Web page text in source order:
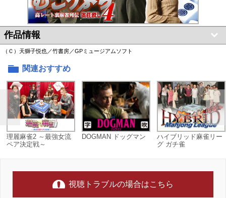
作品情報
（Ｃ）天獅子悦也／竹書房／GPミュージアムソフト
関連おすすめ
理麗麻雀2 ～最強女流
ペア決定戦～
DOGMAN ドッグマン
ハイブリッド麻雀リー
グ ガチ雀
視聴トラブルの場合はこちら